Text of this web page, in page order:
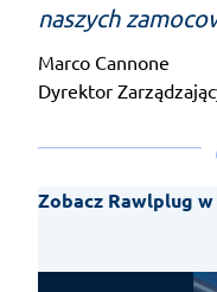
naszych
Marco Cannone
Dyrektor
Zobacz Rawlplug